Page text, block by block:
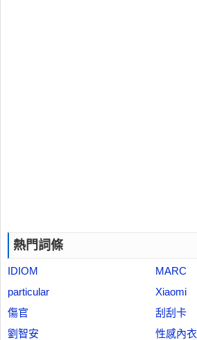
熱門詞條
IDIOM
MARC
particular
Xiaomi
傷官
刮刮卡
劉智安
性感內衣